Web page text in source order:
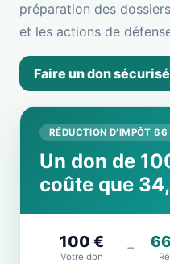
préparation des
et les actions de
Faire un don sécurisé
RÉDUCTION D’IMPÔT 66
Un don de
coûte que
100 €
Votre don
−